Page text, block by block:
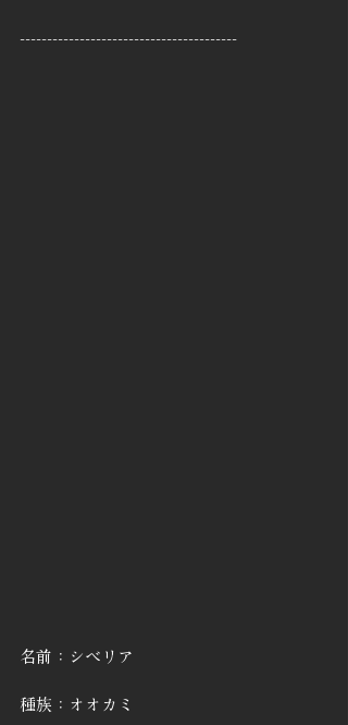
----------------------------------------
名前：シベリア
種族：オオカミ